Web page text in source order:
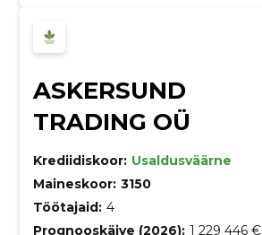
ASKERSUND
TRADING OÜ
Krediidiskoor: Usaldusväärne
Maineskoor: 3150
Töötajaid: 4
Prognooskäive (2026): 1 229 446 €